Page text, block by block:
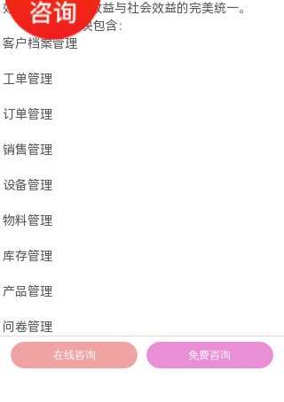
效率，实现经济效益与社会效益的完美统一。
现有的模块包含：
客户档案管理
工单管理
订单管理
销售管理
设备管理
物料管理
库存管理
产品管理
问卷管理
流程管理
在线咨询 免费咨询